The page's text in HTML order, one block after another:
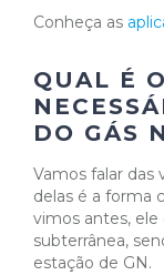
Conheça as
QUAL É
DO GÁS
Vamos falar das
delas é a forma
vimos antes,
subterrânea,
estação de GN.